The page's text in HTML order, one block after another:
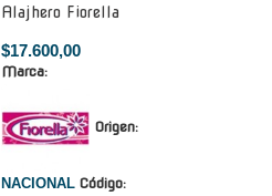
Alajhero Fiorella
$17.600,00
Marca:
Origen:
NACIONAL Código: